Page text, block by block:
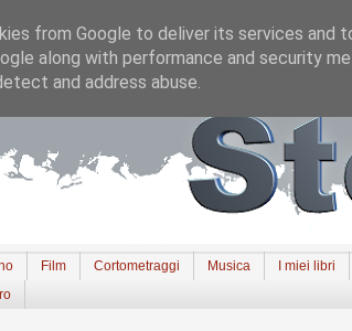
Film Cortometraggi Musica I miei libri
from Google to deliver its services and
along with performance and security
and address abuse.